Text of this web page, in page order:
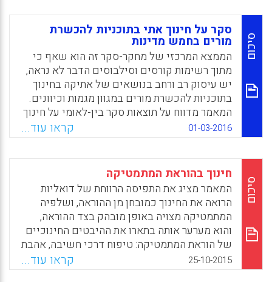
עצמם מן ההתניה המסורתית של נאמנות עיוורת
לממסד הדתי, לשלטון הפוליטי,
לסנטימנטהלאומני או לתחרות הכלכלית, ובמקום
זאת להגשים את התכלית המהותית של עיסוקם
המקצועי ולהתייצב בנחישות לצד הדורות
הצעירים: להעמיד בראש מעייניהם את שלומם,
התפתחותם וכבודם של התלמידים, ולקדם אותם
לחיים אוטונומיים ומלאים של משמעות, הגשמה
עצמיתושותפות פורייה והוגנת במעגלי התרבות
והחברה (נמרוד אלוני).
WhatsApp
Facebook
Email
X
סיכום
סקר על חינוך אתי בתוכניות להכשרת
מורים בחמש מדינות
הממצא המרכזי של מחקר-סקר זה הוא שאף כי
מתוך רשימות קורסים וסילבוסים הדבר לא נראה,
יש עיסוק רב ורחב בנושאים של אתיקה בחינוך
בתוכניות להכשרת מורים במגוון מגמות וכיוונים.
המאמר מדווח על תוצאות סקר בין-לאומי על חינוך
אתי בתוכניות להכשרת מורים בחמש מדינות:
ארה"ב, אנגליה, קנדה, אוסטרליה והולנד, ובוחן את
הקשר בין תכנים של חינוך אתי לבין כיוונים
Silverman, 2011). מטרות הסקר: לאשש (או
לערער) ממצאי מחקר קודם שנעשה בתחום זה
(Glanzer & Ream, 2007) ולבחון מתודולוגיות
אחרות לאיסוף נתונים. שאלות הסקר: (1) כיצד
תופסים מורי מורים לאתיקה את התכנים שהם
מלמדים כהיבט של הכשרת מורים? (2) אילו
גורמים מוסדיים מעכבים הפעלת קורסים של
01-03-2016 קראו עוד...
סיכום
חינוך בהוראת המתמטיקה
המאמר מציג את התפיסה הרווחת של דואליות
הרואה את החינוך כמובחן מן ההוראה, ושלפיה
המתמטיקה מצויה באופן מובהק בצד ההוראה,
והוא מערער אותה בתארו את ההיבטים החינוכיים
של הוראת המתמטיקה: טיפוח דרכי חשיבה, אהבת
היופי והתמודדות עם השאלה מהו האדם (רון
אהרוני).
25-10-2015 קראו עוד...